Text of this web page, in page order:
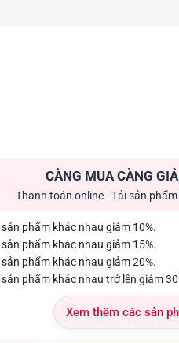
CÀNG MUA CÀNG
Thanh toán online - Tải sản
phẩm khác nhau giảm 10%.
phẩm khác nhau giảm 15%.
phẩm khác nhau giảm 20%.
phẩm khác nhau trở lên giảm
Xem thêm các sản